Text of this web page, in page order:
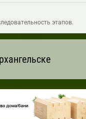
этапов.